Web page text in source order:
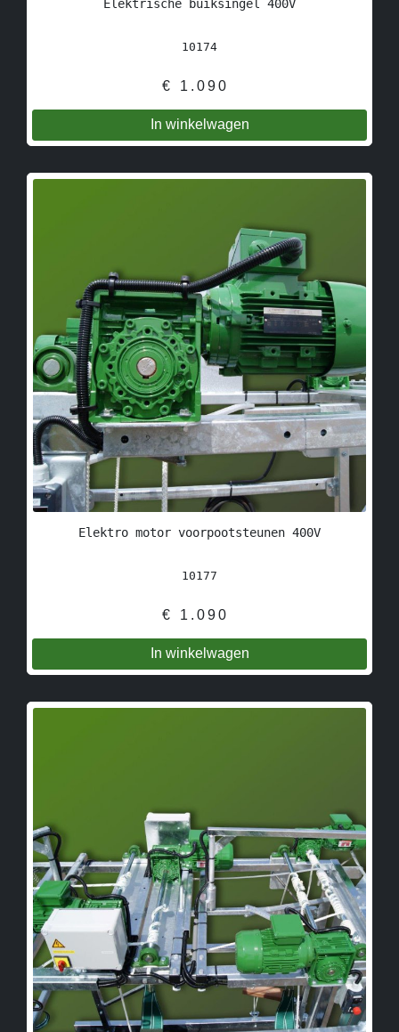
Elektrische buiksingel 400V
10174
€ 1.090
Elektro motor voorpootsteunen 400V
10177
€ 1.090